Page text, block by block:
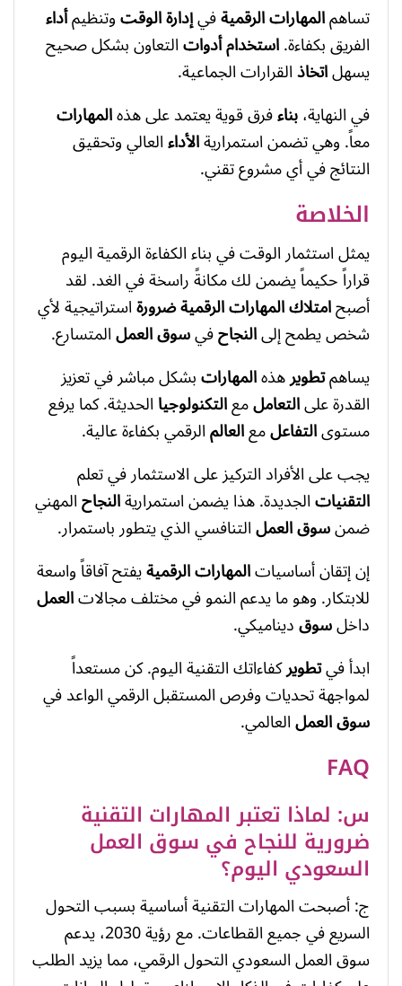
تساهمالمهارات الرقميةفيإدارةالوقتوتنظيمأداء
الفريق بكفاءة.استخدامأدواتالتعاون بشكل صحيح
يسهلاتخاذالقرارات الجماعية.
في النهاية،بناءفرق قوية يعتمد على هذهالمهارات
معاً. وهي تضمن استمراريةالأداءالعالي وتحقيق
النتائج في أي مشروع تقني.
الخلاصة
يمثل استثمار الوقت في بناء الكفاءة الرقمية اليوم
قراراً حكيماً يضمن لك مكانةً راسخة في الغد. لقد
أصبحامتلاك المهارات الرقميةضرورةاستراتيجية لأي
شخص يطمح إلىالنجاحفيسوق العملالمتسارع.
يساهمتطويرهذهالمهاراتبشكل مباشر في تعزيز
القدرة علىالتعاملمعالتكنولوجياالحديثة. كما يرفع
مستوىالتفاعلمعالعالمالرقمي بكفاءة عالية.
يجب على الأفراد التركيز على الاستثمار في تعلم
التقنياتالجديدة. هذا يضمن استمراريةالنجاحالمهني
ضمنسوق العملالتنافسي الذي يتطور باستمرار.
إن إتقان أساسياتالمهارات الرقميةيفتح آفاقاً واسعة
للابتكار. وهو ما يدعم النمو في مختلف مجالاتالعمل
داخلسوقديناميكي.
ابدأ فيتطويركفاءاتك التقنية اليوم. كن مستعداً
لمواجهة تحديات وفرص المستقبل الرقمي الواعد في
سوق العملالعالمي.
FAQ
س: لماذا تعتبر المهارات التقنية
ضرورية للنجاح في سوق العمل
السعودي اليوم؟
ج: أصبحت المهارات التقنية أساسية بسبب التحول
السريع في جميع القطاعات. مع رؤية 2030، يدعم
سوق العمل السعودي التحول الرقمي، مما يزيد الطلب